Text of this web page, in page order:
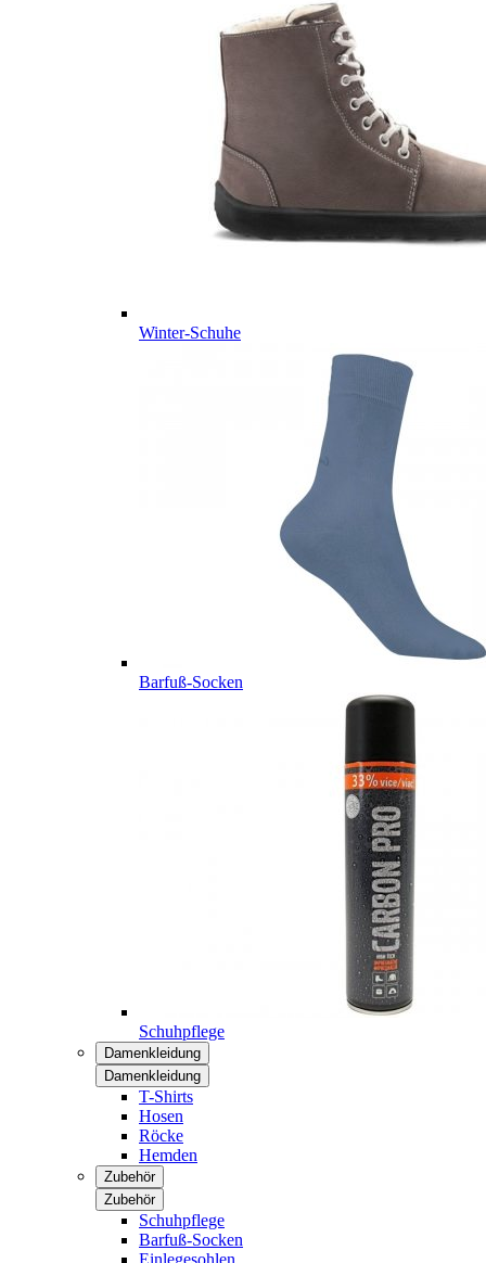
Winter-Schuhe
Barfuß-Socken
Schuhpflege
Damenkleidung
Damenkleidung
T-Shirts
Hosen
Röcke
Hemden
Zubehör
Zubehör
Schuhpflege
Barfuß-Socken
Einlegesohlen